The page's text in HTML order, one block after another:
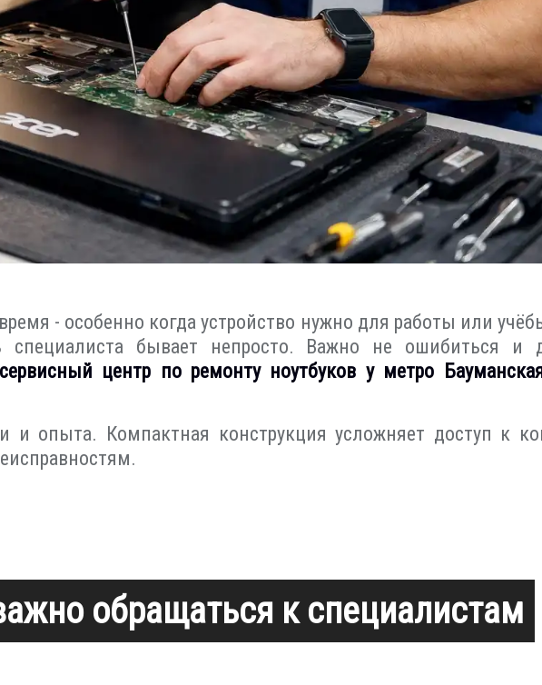
- особенно когда устройство нужно для работы или
бывает непросто. Важно не ошибиться и
сервисный центр по ремонту ноутбуков у метро
и опыта. Компактная конструкция усложняет доступ к
обращаться к специалистам